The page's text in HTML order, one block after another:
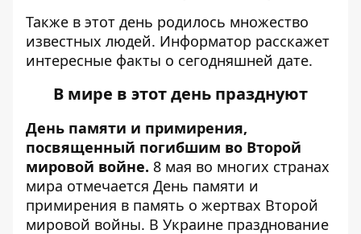
Также в этот день родилось множество
известных людей. Информатор расскажет
интересные факты о сегодняшней дате.
В мире в этот день празднуют
День памяти и примирения,
посвященный погибшим во Второй
мировой войне. 8 мая во многих странах
мира отмечается День памяти и
примирения в память о жертвах Второй
мировой войны. В Украине празднование